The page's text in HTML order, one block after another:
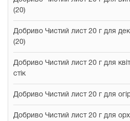
(20)
Добриво Чистий лист 20 г для
(20)
Добриво Чистий лист 20 г для
стік
Добриво Чистий лист 20 г для
Добриво Чистий лист 20 г для